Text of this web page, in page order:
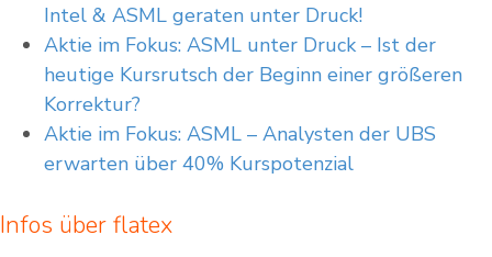
Intel & ASML geraten unter Druck!
Aktie im Fokus: ASML unter Druck – Ist der
heutige Kursrutsch der Beginn einer größeren
Korrektur?
Aktie im Fokus: ASML – Analysten der UBS
erwarten über 40% Kurspotenzial
Infos über flatex